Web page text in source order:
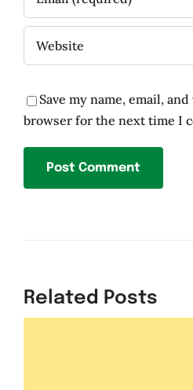
Save my name, email,
browser for the next time I
Related Posts